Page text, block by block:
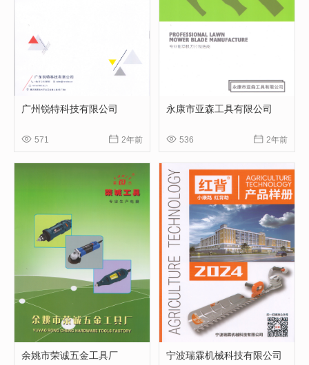
广州锐特科技有限公司
 571  2年前
永康市亚森工具有限公司
 536  2年前
余姚市荣诚五金工具厂 宁波瑞霖机械科技有限公司